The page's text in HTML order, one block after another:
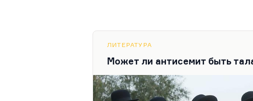
ЛИТЕРАТУРА
Может ли антисемит быть